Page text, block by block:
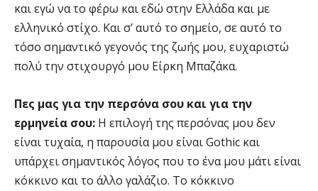
και εγώ να το φέρω και εδώ στην Ελλάδα και με
ελληνικό στίχο. Και σ’ αυτό το σημείο, σε αυτό το
τόσο σημαντικό γεγονός της ζωής μου, ευχαριστώ
πολύ την στιχουργό μου Είρκη Μπαζάκα.
Πες μας για την περσόνα σου και για την
ερμηνεία σου: Η επιλογή της περσόνας μου δεν
είναι τυχαία, η παρουσία μου είναι Gothic και
υπάρχει σημαντικός λόγος που το ένα μου μάτι είναι
κόκκινο και το άλλο γαλάζιο. Το κόκκινο